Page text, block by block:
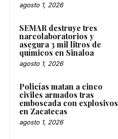
agosto 1, 2026
SEMAR destruye tres
narcolaboratorios y
asegura 3 mil litros de
químicos en Sinaloa
agosto 1, 2026
Policías matan a cinco
civiles armados tras
emboscada con explosivos
en Zacatecas
agosto 1, 2026